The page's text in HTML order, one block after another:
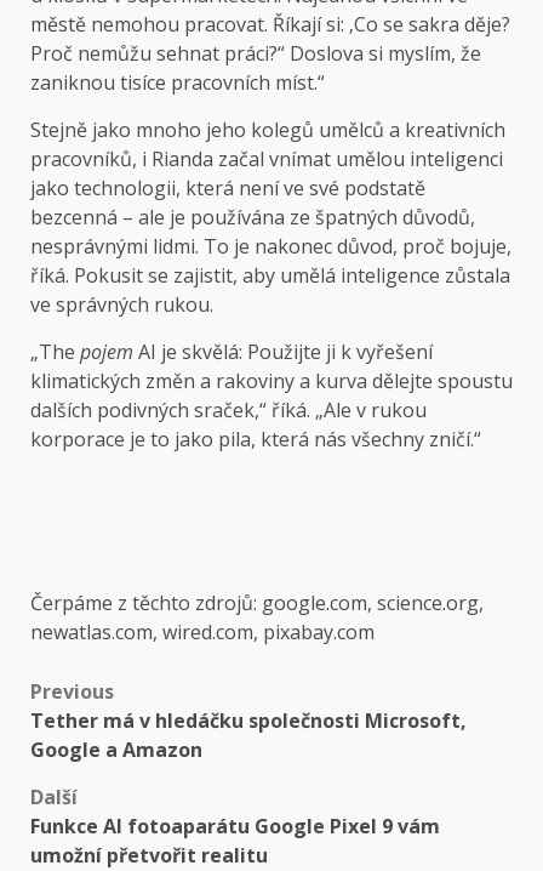
městě nemohou pracovat. Říkají si: ‚Co se sakra děje?
Proč nemůžu sehnat práci?“ Doslova si myslím, že
zaniknou tisíce pracovních míst.“
Stejně jako mnoho jeho kolegů umělců a kreativních
pracovníků, i Rianda začal vnímat umělou inteligenci
jako technologii, která není ve své podstatě
bezcenná – ale je používána ze špatných důvodů,
nesprávnými lidmi. To je nakonec důvod, proč bojuje,
říká. Pokusit se zajistit, aby umělá inteligence zůstala
ve správných rukou.
„The pojem AI je skvělá: Použijte ji k vyřešení
klimatických změn a rakoviny a kurva dělejte spoustu
dalších podivných sraček,“ říká. „Ale v rukou
korporace je to jako pila, která nás všechny zničí.“
Čerpáme z těchto zdrojů: google.com, science.org,
newatlas.com, wired.com, pixabay.com
Post
navigation
Previous
Tether má v hledáčku společnosti Microsoft,
Google a Amazon
Další
Funkce AI fotoaparátu Google Pixel 9 vám
umožní přetvořit realitu